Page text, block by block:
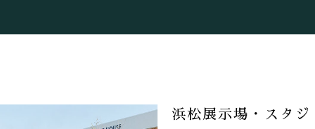
浜松展示場・スタジ